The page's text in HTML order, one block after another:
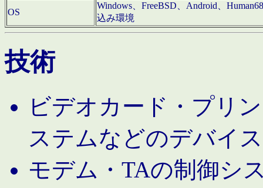
OS
Windows、FreeBSD、Android、
込み環境
技術
ビデオカード・プリ
ステムなどのデバイ
モデム・TAの制御シ